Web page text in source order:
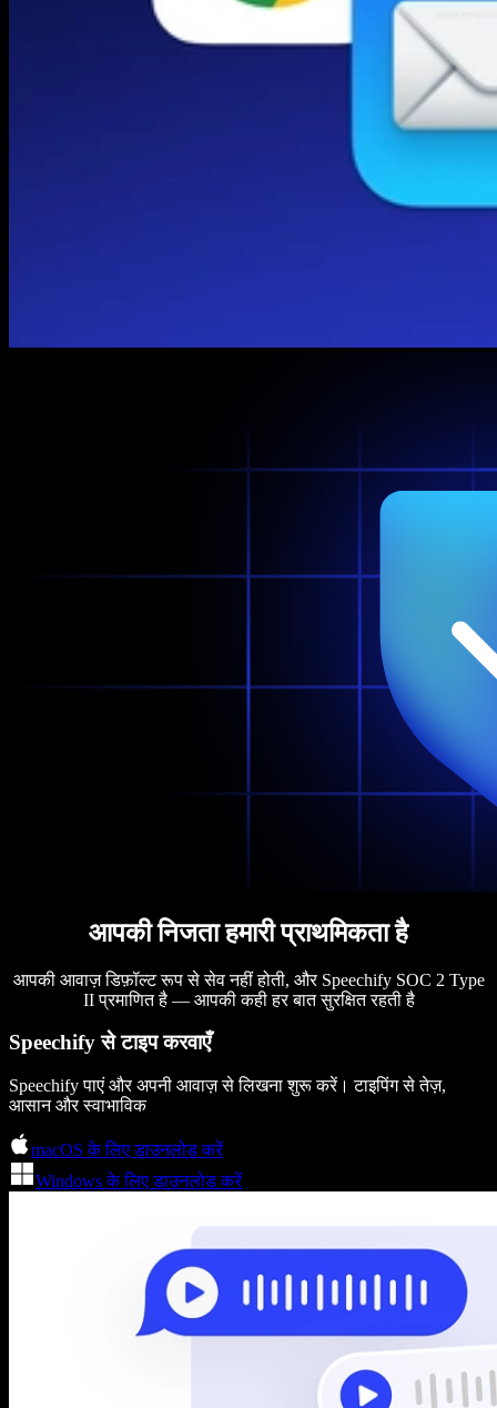
आपकी निजता हमारी प्राथमिकता है
आपकी आवाज़ डिफ़ॉल्ट रूप से सेव नहीं होती, और Speechify SOC 2 Type
II प्रमाणित है — आपकी कही हर बात सुरक्षित रहती है
Speechify से टाइप करवाएँ
Speechify पाएं और अपनी आवाज़ से लिखना शुरू करें। टाइपिंग से तेज़,
आसान और स्वाभाविक
macOS के लिए डाउनलोड करें
Windows के लिए डाउनलोड करें